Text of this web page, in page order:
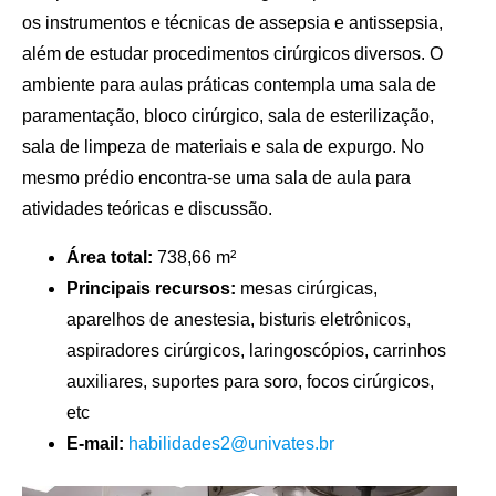
os instrumentos e técnicas de assepsia e antissepsia,
além de estudar procedimentos cirúrgicos diversos. O
ambiente para aulas práticas contempla uma sala de
paramentação, bloco cirúrgico, sala de esterilização,
sala de limpeza de materiais e sala de expurgo. No
mesmo prédio encontra-se uma sala de aula para
atividades teóricas e discussão.
Área total: 738,66 m²
Principais recursos: mesas cirúrgicas,
aparelhos de anestesia, bisturis eletrônicos,
aspiradores cirúrgicos, laringoscópios, carrinhos
auxiliares, suportes para soro, focos cirúrgicos,
etc
E-mail: habilidades2@univates.br